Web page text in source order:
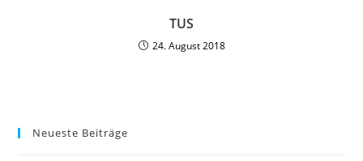
TUS
24. August 2018
Neueste Beiträge